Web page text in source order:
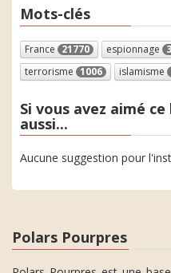
Mots-clés
France 21770 espionnage
terrorisme 1006 islamisme
Si vous avez aimé
aussi...
Aucune suggestion pour
Polars Pourpres